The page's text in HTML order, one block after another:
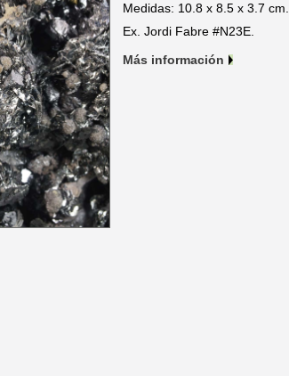
Medidas: 10.8 x 8.5 x 3.7 cm.
Ex. Jordi Fabre #N23E.
Más información